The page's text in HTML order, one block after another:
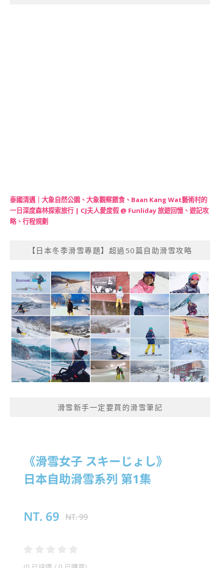
泰國清邁｜大象自然公園、大象觀察餵食、Baan Kang Wat藝術村的
一日深度森林探索旅行 | CJ夫人愛度假 @ Funliday 旅遊回憶、遊記攻
略、行程規劃
【日本冬季滑雪專題】超過50篇自助滑雪攻略
滑雪新手一定要買的滑雪筆記